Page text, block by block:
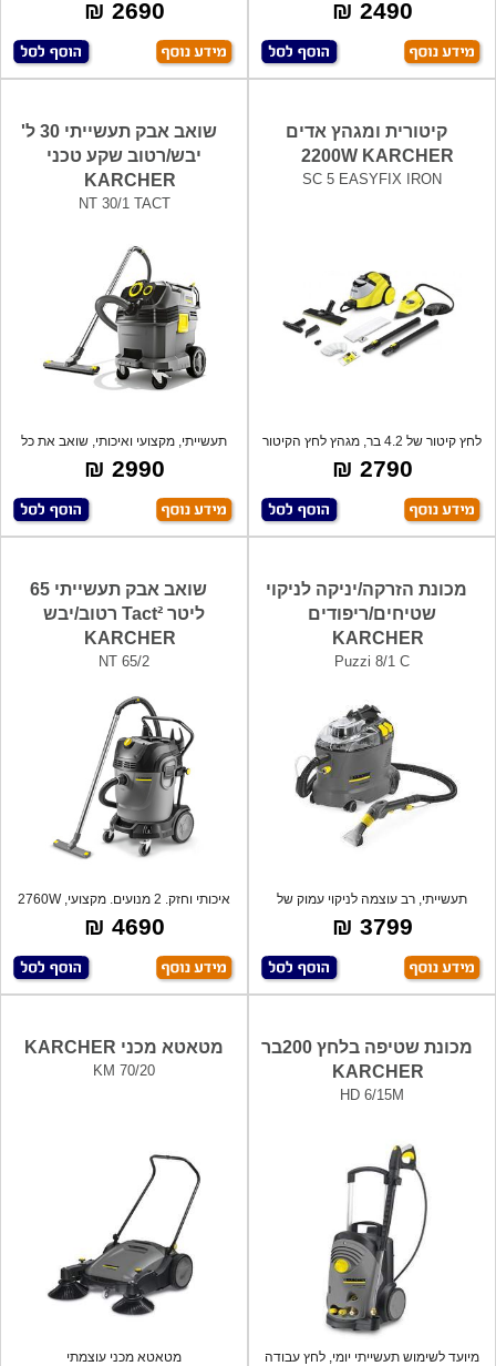
אוויר
2490 ₪ אידיאלית ל
2690 ₪
קיטורית ומגהץ אדים
2200W KARCHER
SC 5 EASYFIX IRON
לחץ קיטור של 4.2 בר, מגהץ לחץ הקיטור
המס
2790 ₪
שואב אבק תעשייתי 30 ל'
יבש/רטוב שקע טכני
KARCHER
NT 30/1 TACT
תעשייתי, מקצועי ואיכותי, שואב את כל
הדרי
2990 ₪
מכונת הזרקה/יניקה לניקוי
שטיחים/ריפודים
KARCHER
Puzzi 8/1 C
תעשייתי, רב עוצמה לניקוי עמוק של
ספות, ש
3799 ₪
שואב אבק תעשייתי 65
ליטר Tact² רטוב/יבש
KARCHER
NT 65/2
איכותי וחזק. 2 מנועים. מקצועי, 2760W
מתא
4690 ₪
מכונת שטיפה בלחץ 200בר
KARCHER
HD 6/15M
מיועד לשימוש תעשייתי יומי, לחץ עבודה
מטאטא מכני KARCHER
KM 70/20
מטאטא מכני עוצמתי